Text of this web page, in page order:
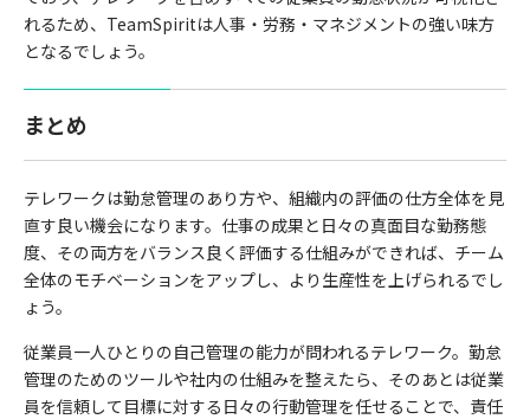
れるため、TeamSpiritは人事・労務・マネジメントの強い味方
となるでしょう。
まとめ
テレワークは勤怠管理のあり方や、組織内の評価の仕方全体を見
直す良い機会になります。仕事の成果と日々の真面目な勤務態
度、その両方をバランス良く評価する仕組みができれば、チーム
全体のモチベーションをアップし、より生産性を上げられるでし
ょう。
従業員一人ひとりの自己管理の能力が問われるテレワーク。勤怠
管理のためのツールや社内の仕組みを整えたら、そのあとは従業
員を信頼して目標に対する日々の行動管理を任せることで、責任